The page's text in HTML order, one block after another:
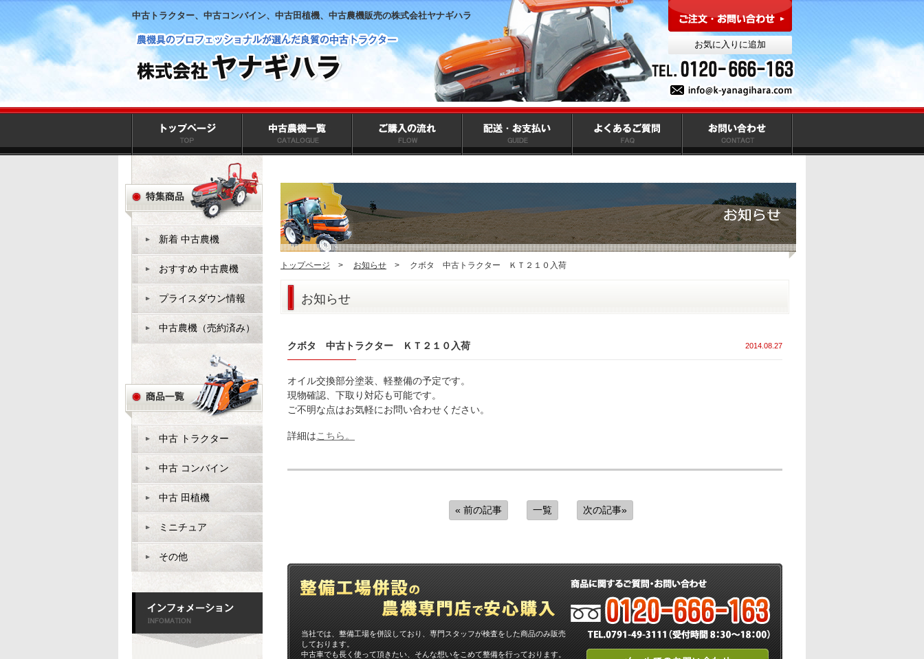
中古トラクター、中古コンバイン、中古田植機、中古農機販売の株式会社ヤナギハラ
トップページ > お知らせ > クボタ 中古トラクター ＫＴ２１０入荷
お知らせ
クボタ 中古トラクター ＫＴ２１０入荷 2014.08.27
オイル交換部分塗装、軽整備の予定です。
現物確認、下取り対応も可能です。
ご不明な点はお気軽にお問い合わせください。
詳細はこちら。
« 前の記事 一覧 次の記事»
当社では、整備工場を併設しており、専門スタッフが検査をした商品のみ販売
しております。
中古車でも長く使って頂きたい、そんな想いをこめて整備を行っております。
新着 中古農機
おすすめ 中古農機
プライスダウン情報
中古農機（売約済み）
中古 トラクター
中古 コンバイン
中古 田植機
ミニチュア
その他